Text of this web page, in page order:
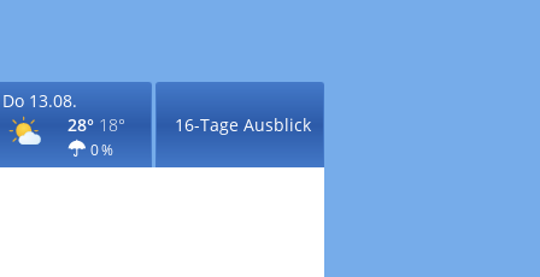
Do 13.08.
28° 18°
0 %
16-Tage Ausblick